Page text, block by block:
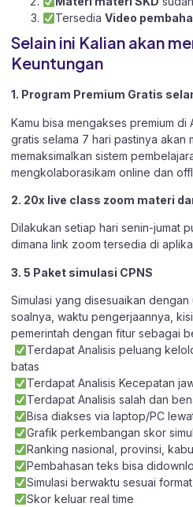
Tersedia Video
Selain ini Kalian akan
Keuntungan
1. Program Premium Gratis
Kamu bisa mengakses premium di
gratis selama 7 hari pastinya akan
memaksimalkan sistem
mengkolaborasikam online dan
2. 20x live class zoom materi
Dilakukan setiap hari senin-jumat
dimana link zoom tersedia di
3. 5 Paket simulasi CPNS
Simulasi yang disesuaikan dengan
soalnya, waktu pengerjaannya,
pemerintah dengan fitur sebagai
Terdapat Analisis peluang
batas
Terdapat Analisis Kecepatan
Terdapat Analisis salah dan
Bisa diakses via laptop/PC
Grafik perkembangan skor
Ranking nasional, provinsi,
Pembahasan teks bisa
Simulasi berwaktu sesuai
Skor keluar real time